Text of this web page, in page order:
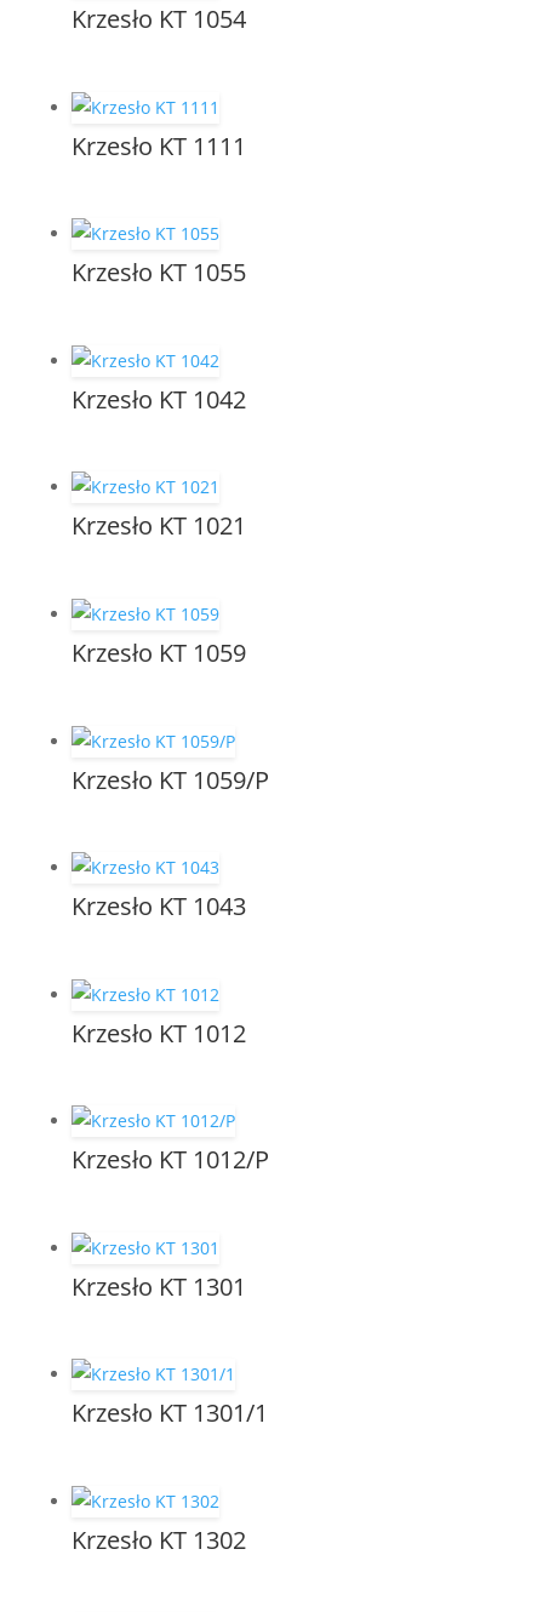
Krzesło KT 1054
Krzesło KT 1111
Krzesło KT 1055
Krzesło KT 1042
Krzesło KT 1021
Krzesło KT 1059
Krzesło KT 1059/P
Krzesło KT 1043
Krzesło KT 1012
Krzesło KT 1012/P
Krzesło KT 1301
Krzesło KT 1301/1
Krzesło KT 1302